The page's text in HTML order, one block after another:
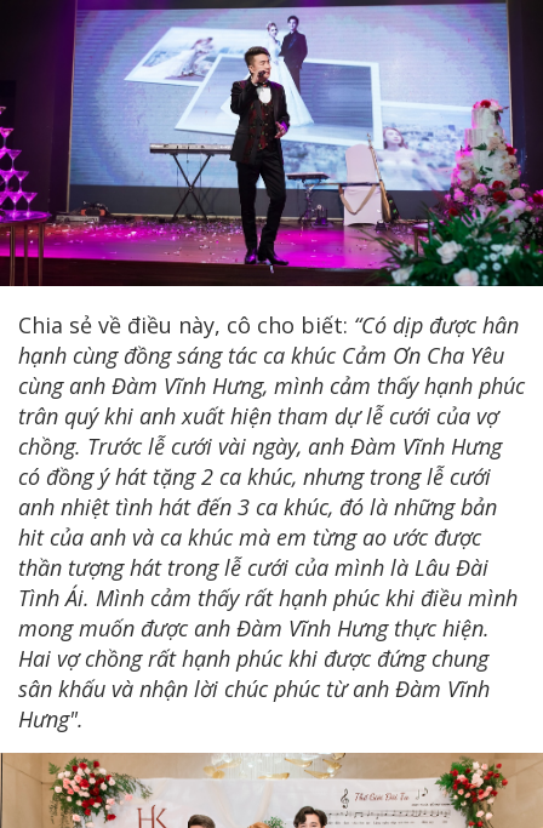
Chia sẻ về điều này, cô cho biết: “Có dịp được hân
hạnh cùng đồng sáng tác ca khúc Cảm Ơn Cha Yêu
cùng anh Đàm Vĩnh Hưng, mình cảm thấy hạnh phúc
trân quý khi anh xuất hiện tham dự lễ cưới của vợ
chồng. Trước lễ cưới vài ngày, anh Đàm Vĩnh Hưng
có đồng ý hát tặng 2 ca khúc, nhưng trong lễ cưới
anh nhiệt tình hát đến 3 ca khúc, đó là những bản
hit của anh và ca khúc mà em từng ao ước được
thần tượng hát trong lễ cưới của mình là Lâu Đài
Tình Ái. Mình cảm thấy rất hạnh phúc khi điều mình
mong muốn được anh Đàm Vĩnh Hưng thực hiện.
Hai vợ chồng rất hạnh phúc khi được đứng chung
sân khấu và nhận lời chúc phúc từ anh Đàm Vĩnh
Hưng".